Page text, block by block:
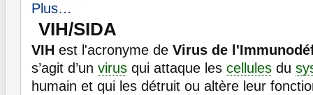
Plus…
VIH/SIDA
VIH est l'acronyme de Virus de
s’agit d’un virus qui attaque les cellules du
humain et qui les détruit ou altère leur